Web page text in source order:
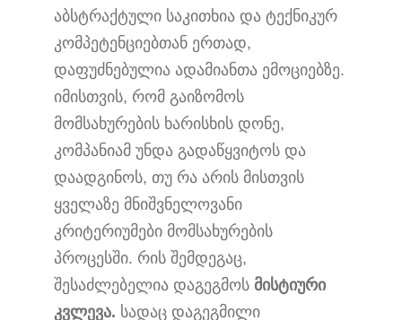
აბსტრაქტული საკითხია და ტექნიკურ
კომპეტენციებთან ერთად,
დაფუძნებულია ადამიანთა ემოციებზე.
იმისთვის, რომ გაიზომოს
მომსახურების ხარისხის დონე,
კომპანიამ უნდა გადაწყვიტოს და
დაადგინოს, თუ რა არის მისთვის
ყველაზე მნიშვნელოვანი
კრიტერიუმები მომსახურების
პროცესში. რის შემდეგაც,
შესაძლებელია დაგეგმოს მისტიური
კვლევა. სადაც დაგეგმილი